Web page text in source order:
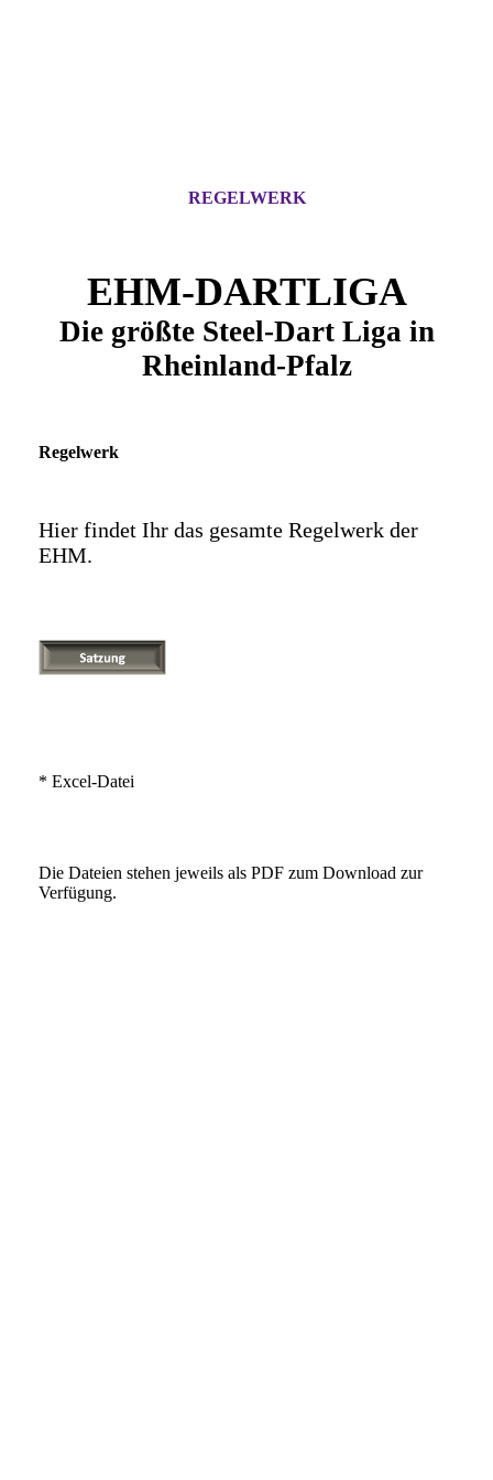
REGELWERK
EHM-DARTLIGA
Die größte Steel-Dart Liga in
Rheinland-Pfalz
Regelwerk
Hier findet Ihr das gesamte Regelwerk der
EHM.
* Excel-Datei
Die Dateien stehen jeweils als PDF zum Download zur
Verfügung.